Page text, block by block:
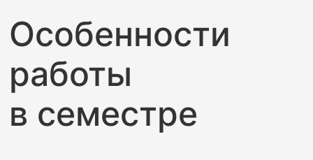
Особенности
работы
в семестре